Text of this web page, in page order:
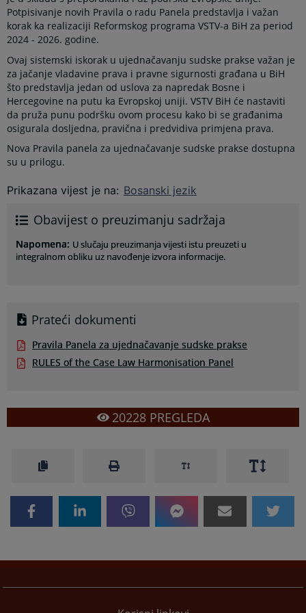
Potpisivanje novih Pravila o radu Panela predstavlja i važan
korak ka realizaciji Reformskog programa VSTV-a BiH za period
2024 - 2026. godine.
Ovaj sistemski iskorak u ujednačavanju sudske prakse važan je
za jačanje vladavine prava i pravne sigurnosti građana u BiH
što predstavlja jedan od uslova za napredak Bosne i
Hercegovine na putu ka Evropskoj uniji. VSTV BiH će nastaviti
da pruža punu podršku ovom procesu kako bi se građanima
osigurala dosljedna, pravična i predvidiva primjena prava.
Nova Pravila panela za ujednačavanje sudske prakse dostupna
su u prilogu.
Prikazana vijest je na: Bosanski jezik
Obavijest o preuzimanju sadržaja
Napomena: U slučaju preuzimanja vijesti istu preuzeti u
integralnom obliku uz navođenje izvora informacije.
Prateći dokumenti
Pravila Panela za ujednačavanje sudske prakse
RULES of the Case Law Harmonisation Panel
20228PREGLEDA